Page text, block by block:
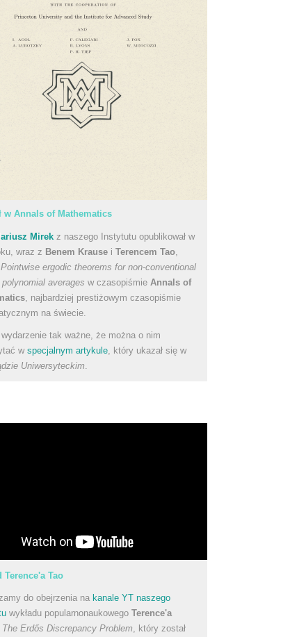
w Annals of Mathematics
Mirek z naszego Instytutu opublikował w
wraz z Benem Krause i Terencem Tao
Pointwise ergodic theorems for non-conventional
averages w czasopiśmie Annals of
, najbardziej prestiżowym czasopiśmie
na świecie.
tak ważne, że można o nim
w specjalnym artykule, który ukazał się w
Uniwersyteckim.
Terence'a Tao
do obejrzenia na kanale YT naszego
wykładu popularnonaukowego Terence'a
The Erdős Discrepancy Problem , który został